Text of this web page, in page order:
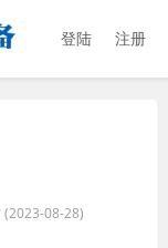
登陆 注册
(2023-08-28)